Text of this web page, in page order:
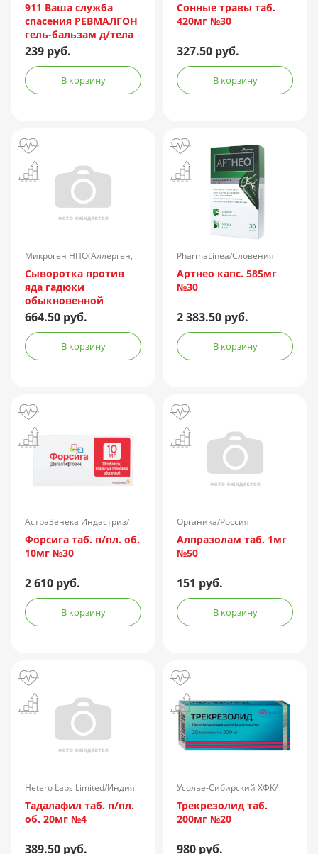
911 Ваша служба
спасения РЕВМАЛГОН
гель-бальзам д/тела
100мл
239 руб.
В корзину
Сонные травы таб.
420мг №30
327.50 руб.
В корзину
Микроген НПО(Аллерген,
г.Ставрополь)/Россия
Сыворотка против
яда гадюки
обыкновенной
лошадиная
очищенная
концентрированная
жидкая амп.(р-р д/
664.50 руб.
В корзину
PharmaLinea/Словения
Артнео капс. 585мг
№30
2 383.50 руб.
В корзину
АстраЗенека Индастриз/
Россия
Форсига таб. п/пл. об.
10мг №30
2 610 руб.
В корзину
Органика/Россия
Алпразолам таб. 1мг
№50
151 руб.
В корзину
Hetero Labs Limited/Индия
Тадалафил таб. п/пл.
об. 20мг №4
389.50 руб.
Усолье-Сибирский ХФК/
Россия
Трекрезолид таб.
200мг №20
980 руб.